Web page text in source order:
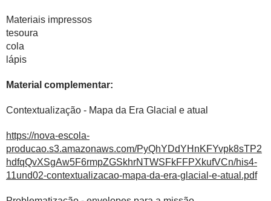
Materiais impressos
tesoura
cola
lápis
Material complementar:
Contextualização - Mapa da Era Glacial e atual
https://nova-escola-
producao.s3.amazonaws.com/PyQhYDdYHnKFYvpk8sTP2
hdfqQvXSgAw5F6rmpZGSkhrNTWSFkFFPXkufVCn/his4-
11und02-contextualizacao-mapa-da-era-glacial-e-atual.pdf